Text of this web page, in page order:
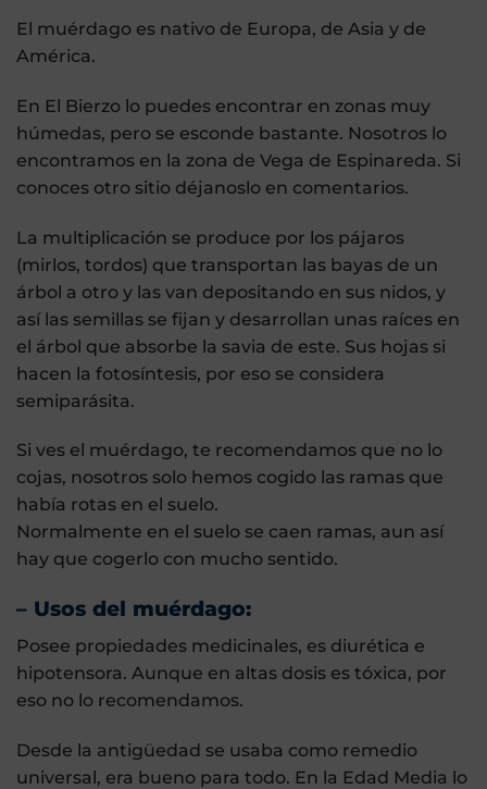
El muérdago es nativo de Europa, de Asia y de
América.
En El Bierzo lo puedes encontrar en zonas muy
húmedas, pero se esconde bastante. Nosotros lo
encontramos en la zona de Vega de Espinareda. Si
conoces otro sitio déjanoslo en comentarios.
La multiplicación se produce por los pájaros
(mirlos, tordos) que transportan las bayas de un
árbol a otro y las van depositando en sus nidos, y
así las semillas se fijan y desarrollan unas raíces en
el árbol que absorbe la savia de este. Sus hojas si
hacen la fotosíntesis, por eso se considera
semiparásita.
Si ves el muérdago, te recomendamos que no lo
cojas, nosotros solo hemos cogido las ramas que
había rotas en el suelo.
Normalmente en el suelo se caen ramas, aun así
hay que cogerlo con mucho sentido.
– Usos del muérdago:
Posee propiedades medicinales, es diurética e
hipotensora. Aunque en altas dosis es tóxica, por
eso no lo recomendamos.
Desde la antigüedad se usaba como remedio
universal, era bueno para todo. En la Edad Media lo